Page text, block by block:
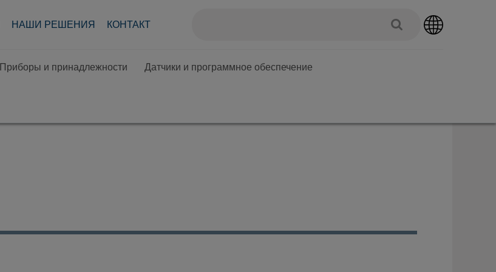
НАШИ РЕШЕНИЯ КОНТАКТ
Приборы и принадлежности Датчики и программное обеспечение